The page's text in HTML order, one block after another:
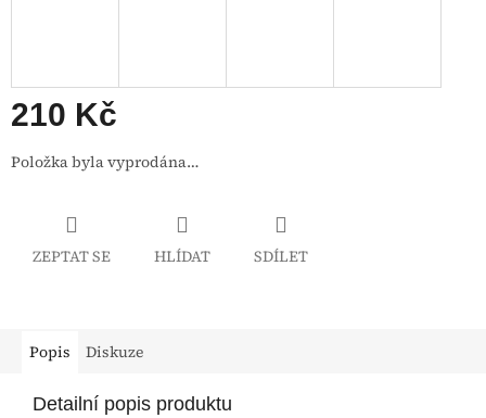
210 Kč
Měrná
cena:
Položka byla vyprodána…
ZEPTAT SE HLÍDAT SDÍLET
Popis Diskuze
Detailní popis produktu